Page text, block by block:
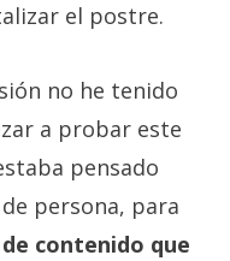
el postre.
no he tenido
a probar este
pensado
persona, para
contenido que